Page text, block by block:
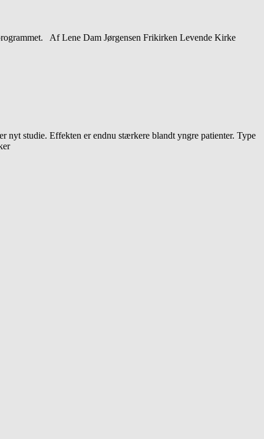
Af Lene Dam Jørgensen Frikirken Levende Kirke
nyt studie. Effekten er endnu stærkere blandt yngre patienter. Type